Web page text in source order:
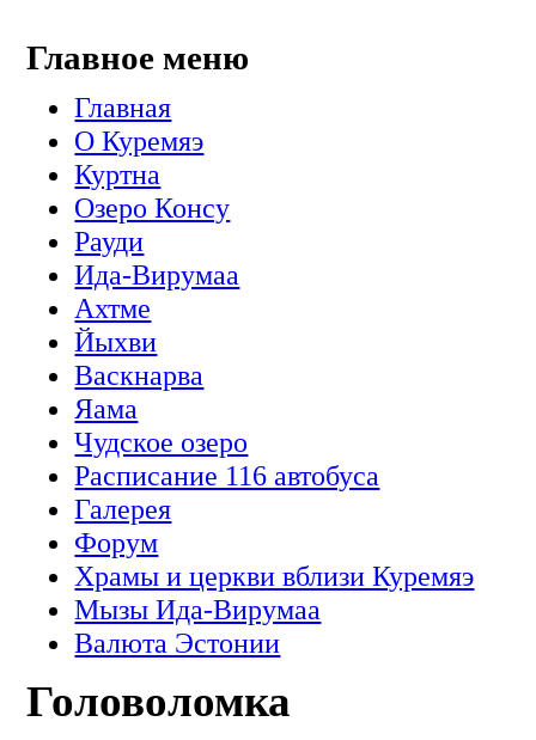
Главное меню
Главная
О Куремяэ
Куртна
Озеро Консу
Рауди
Ида-Вирумаа
Ахтме
Йыхви
Васкнарва
Яама
Чудское озеро
Расписание 116 автобуса
Галерея
Форум
Храмы и церкви вблизи Куремяэ
Мызы Ида-Вирумаа
Валюта Эстонии
Головоломка